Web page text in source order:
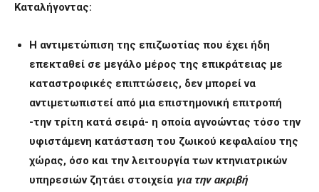
Καταλήγοντας:
Η αντιμετώπιση της επιζωοτίας που έχει ήδη
επεκταθεί σε μεγάλο μέρος της επικράτειας με
καταστροφικές επιπτώσεις, δεν μπορεί να
αντιμετωπιστεί από μια επιστημονική επιτροπή
-την τρίτη κατά σειρά- η οποία αγνοώντας τόσο την
υφιστάμενη κατάσταση του ζωικού κεφαλαίου της
χώρας, όσο και την λειτουργία των κτηνιατρικών
υπηρεσιών ζητάει στοιχεία για την ακριβή